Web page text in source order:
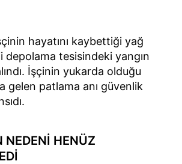
hayatını kaybettiği yağ
depolama tesisindeki yangın
İşçinin yukarda olduğu
gelen patlama anı güvenlik
NEDENİ HENÜZ